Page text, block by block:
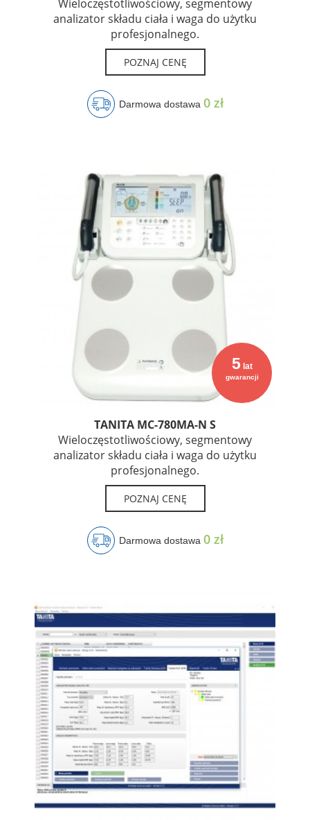
Wieloczęstotliwościowy, segmentowy
analizator składu ciała i waga do użytku
profesjonalnego.
POZNAJ CENĘ
Darmowa dostawa 0 zł
5 lat
gwarancji
TANITA MC-780MA-N S
Wieloczęstotliwościowy, segmentowy
analizator składu ciała i waga do użytku
profesjonalnego.
POZNAJ CENĘ
Darmowa dostawa 0 zł